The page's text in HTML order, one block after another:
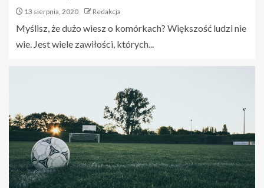
13 sierpnia, 2020 Redakcja
Myślisz, że dużo wiesz o komórkach? Większość ludzi nie
wie. Jest wiele zawiłości, których...